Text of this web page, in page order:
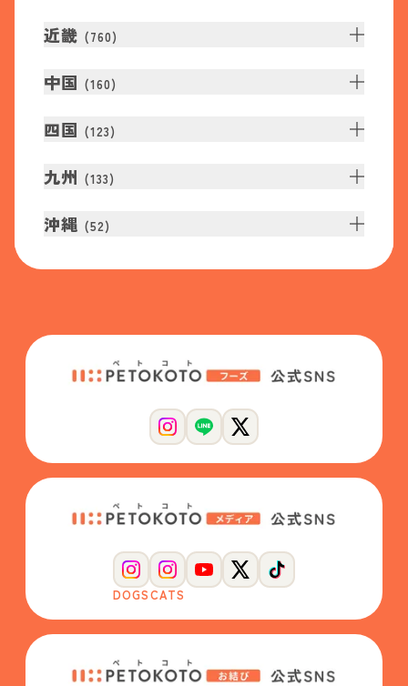
近畿 (760)
中国 (160)
四国 (123)
九州 (133)
沖縄 (52)
DOGSCATS